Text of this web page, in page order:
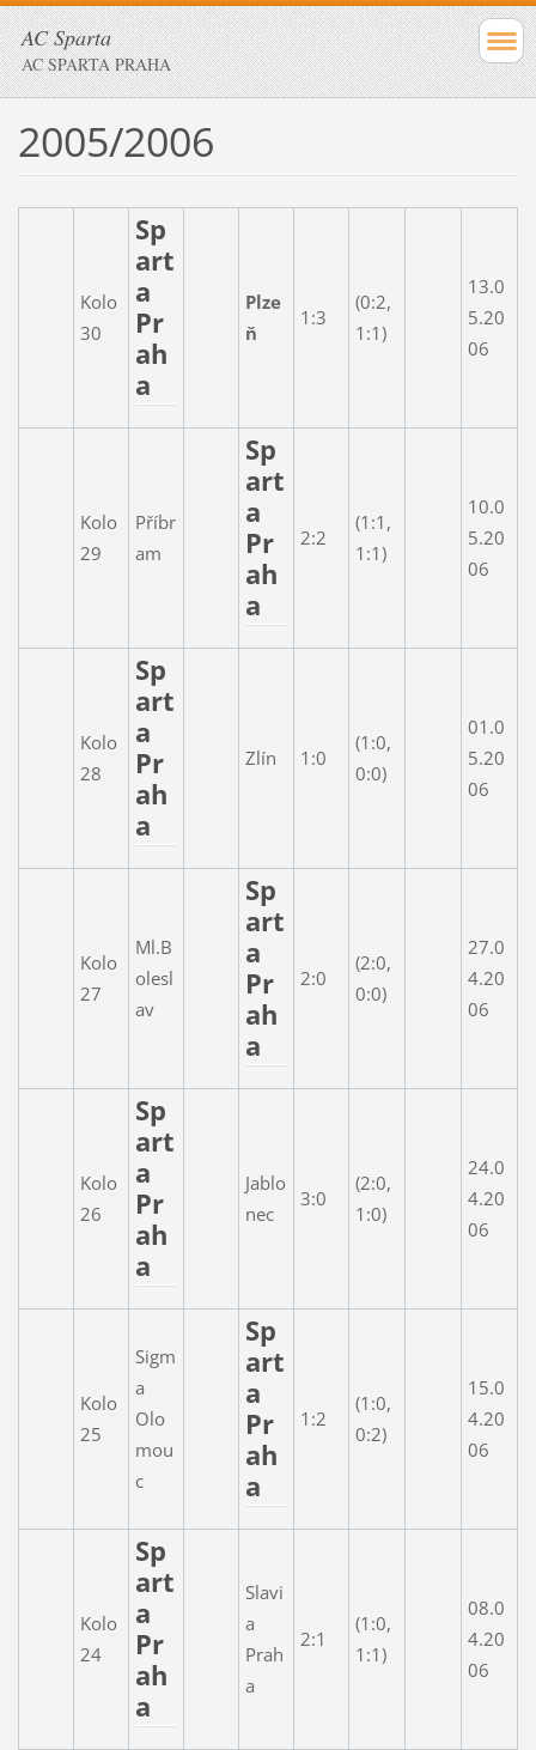
AC Sparta
AC SPARTA PRAHA
2005/2006
Kolo
30
Sp
art
a
Pr
ah
a
Plze
ň
1:3
(0:2,
1:1)
13.0
5.20
06
Kolo
29
Příbr
am
Sp
art
a
Pr
ah
a
2:2
(1:1,
1:1)
10.0
5.20
06
Kolo
28
Sp
art
a
Pr
ah
a
Zlín 1:0
(1:0,
0:0)
01.0
5.20
06
Kolo
27
Ml.B
olesl
av
Sp
art
a
Pr
ah
a
2:0
(2:0,
0:0)
27.0
4.20
06
Kolo
26
Sp
art
a
Pr
ah
a
Jablo
nec
3:0
(2:0,
1:0)
24.0
4.20
06
Kolo
25
Sigm
a
Olo
mou
c
Sp
art
a
Pr
ah
a
1:2
(1:0,
0:2)
15.0
4.20
06
Kolo
24
Sp
art
a
Pr
ah
a
Slavi
a
Prah
a
2:1
(1:0,
1:1)
08.0
4.20
06